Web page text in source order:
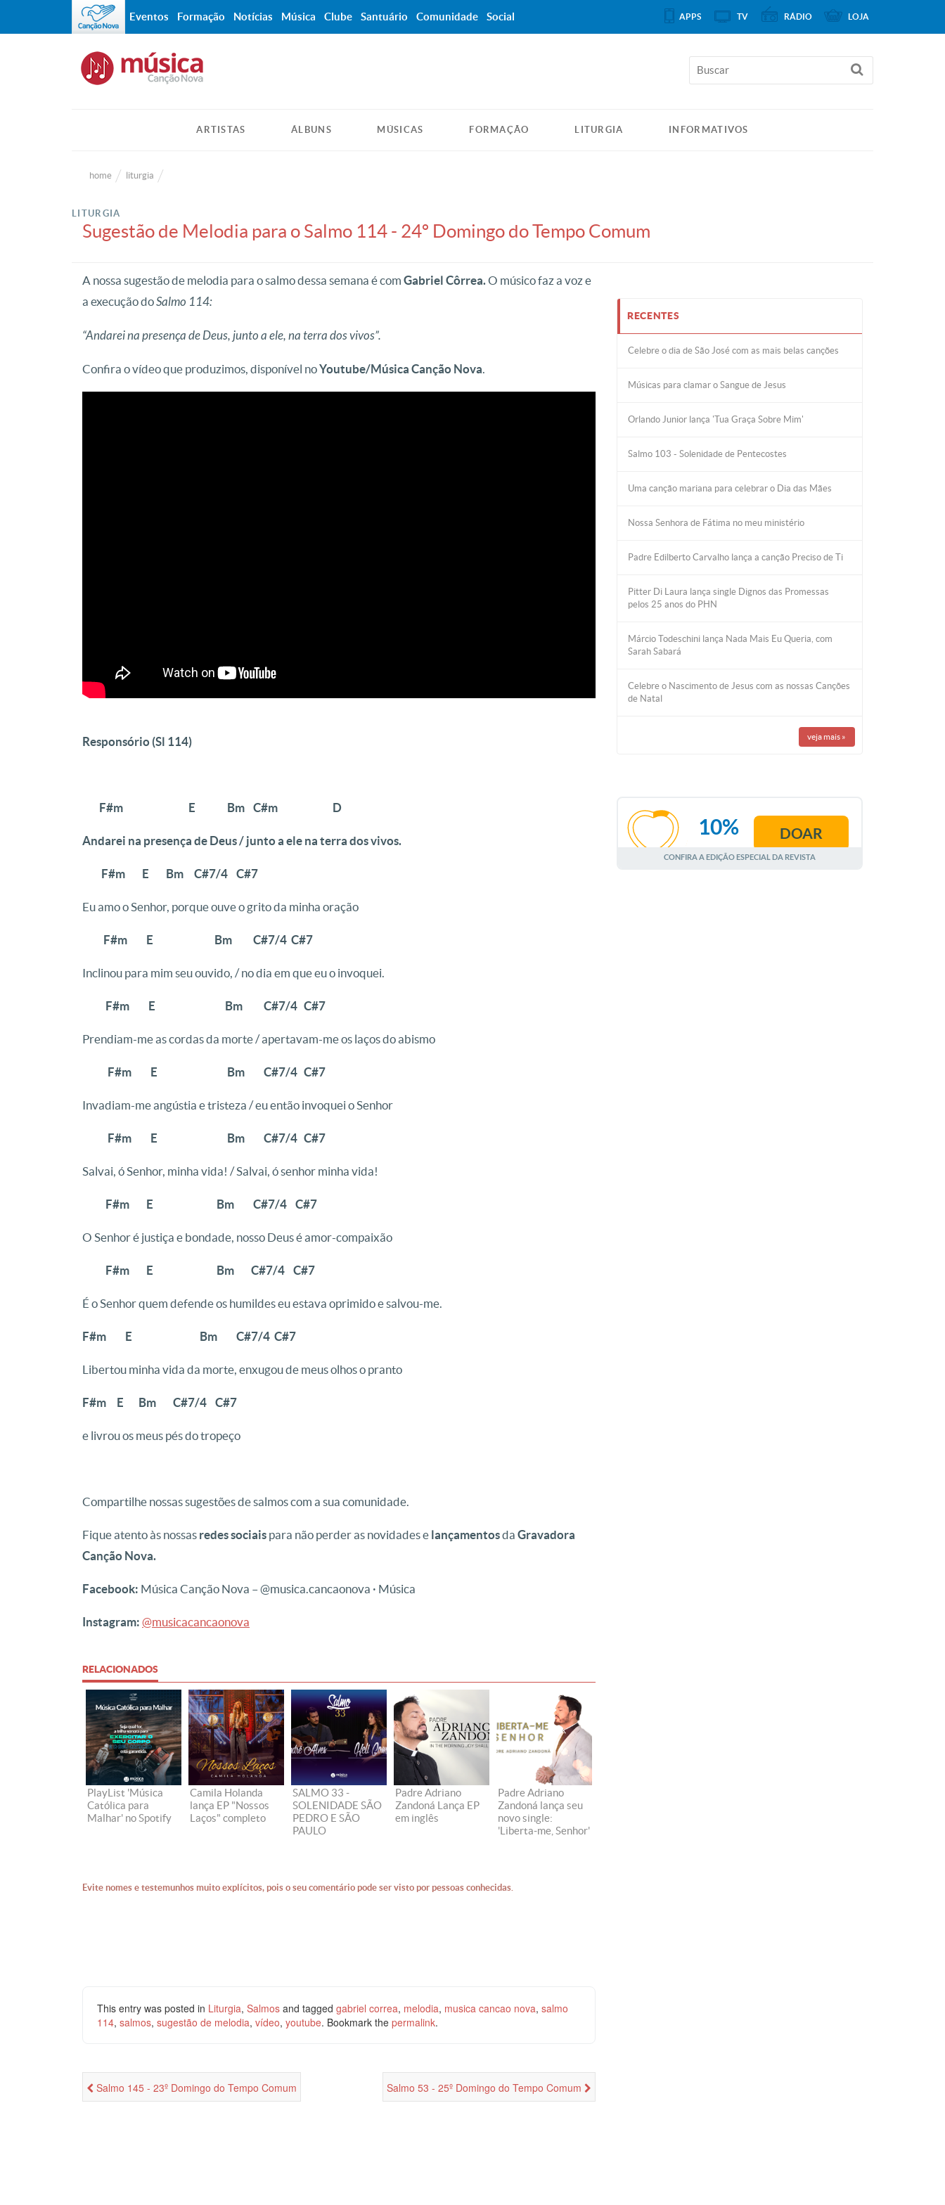
ARTISTAS ÁLBUNS MÚSICAS FORMAÇÃO LITURGIA INFORMATIVOS
home liturgia
LITURGIA
Sugestão de Melodia para o Salmo 114 - 24º Domingo do Tempo Comum
A nossa sugestão de melodia para o salmo dessa semana é com Gabriel Côrrea.O músico faz a voz e
a execução doSalmo 114:
“Andarei na presença de Deus, junto a ele, na terra dos vivos”.
Confira o vídeo que produzimos, disponível noYoutube/Música Canção Nova.
Responsório (Sl 114)
F#m E Bm C#m D
Andarei na presença de Deus / junto a ele na terra dos vivos.
F#m E Bm C#7/4 C#7
Eu amo o Senhor, porque ouve o grito da minha oração
F#m E Bm C#7/4 C#7
Inclinou para mim seu ouvido, / no dia em que eu o invoquei.
F#m E Bm C#7/4 C#7
Prendiam-me as cordas da morte / apertavam-me os laços do abismo
F#m E Bm C#7/4 C#7
Invadiam-me angústia e tristeza / eu então invoquei o Senhor
F#m E Bm C#7/4 C#7
Salvai, ó Senhor, minha vida! / Salvai, ó senhor minha vida!
F#m E Bm C#7/4 C#7
O Senhor é justiça e bondade, nosso Deus é amor-compaixão
F#m E Bm C#7/4 C#7
É o Senhor quem defende os humildes eu estava oprimido e salvou-me.
F#m E Bm C#7/4 C#7
Libertou minha vida da morte, enxugou de meus olhos o pranto
F#m E Bm C#7/4 C#7
e livrou os meus pés do tropeço
Compartilhe nossas sugestões de salmos com a sua comunidade.
Fique atento às nossas redes sociais para não perder as novidades e lançamentosda Gravadora
Canção Nova.
Facebook: Música Canção Nova – @musica.cancaonova · Música
Instagram: @musicacancaonova
RELACIONADOS
PlayList 'Música
Católica para
Malhar' no Spotify
Camila Holanda
lança EP "Nossos
Laços" completo
SALMO 33 -
SOLENIDADE SÃO
PEDRO E SÃO
PAULO
Padre Adriano
Zandoná Lança EP
em inglês
Padre Adriano
Zandoná lança seu
novo single:
'Liberta-me, Senhor'
Evite nomes e testemunhos muito explícitos, pois o seu comentário pode ser visto por pessoas conhecidas.
This entry was posted in Liturgia, Salmos and tagged gabriel correa, melodia, musica cancao nova, salmo
114, salmos, sugestão de melodia, vídeo, youtube. Bookmark the permalink.
Salmo 145 - 23º Domingo do Tempo Comum Salmo 53 - 25º Domingo do Tempo Comum
RECENTES
Celebre o dia de São José com as mais belas canções
Músicas para clamar o Sangue de Jesus
Orlando Junior lança 'Tua Graça Sobre Mim'
Salmo 103 - Solenidade de Pentecostes
Uma canção mariana para celebrar o Dia das Mães
Nossa Senhora de Fátima no meu ministério
Padre Edilberto Carvalho lança a canção Preciso de Ti
Pitter Di Laura lança single Dignos das Promessas
pelos 25 anos do PHN
Márcio Todeschini lança Nada Mais Eu Queria, com
Sarah Sabará
Celebre o Nascimento de Jesus com as nossas Canções
de Natal
veja mais »
AGOSTO
10% DOAR
CONFIRA A EDIÇÃO ESPECIAL DA REVISTA
Eventos Formação Notícias Música Clube Santuário Comunidade Social APPS TV RÁDIO LOJA